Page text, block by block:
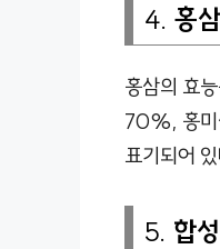
4. 홍
홍삼의 효
70%, 홍미
표기되어
5. 합